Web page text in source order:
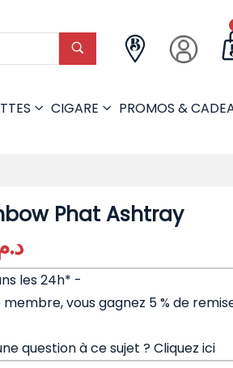
CIGARE PROMOS &
Phat Ashtray
les 24h* -
vous gagnez 5 % de
question à ce sujet ?Cliquez ici